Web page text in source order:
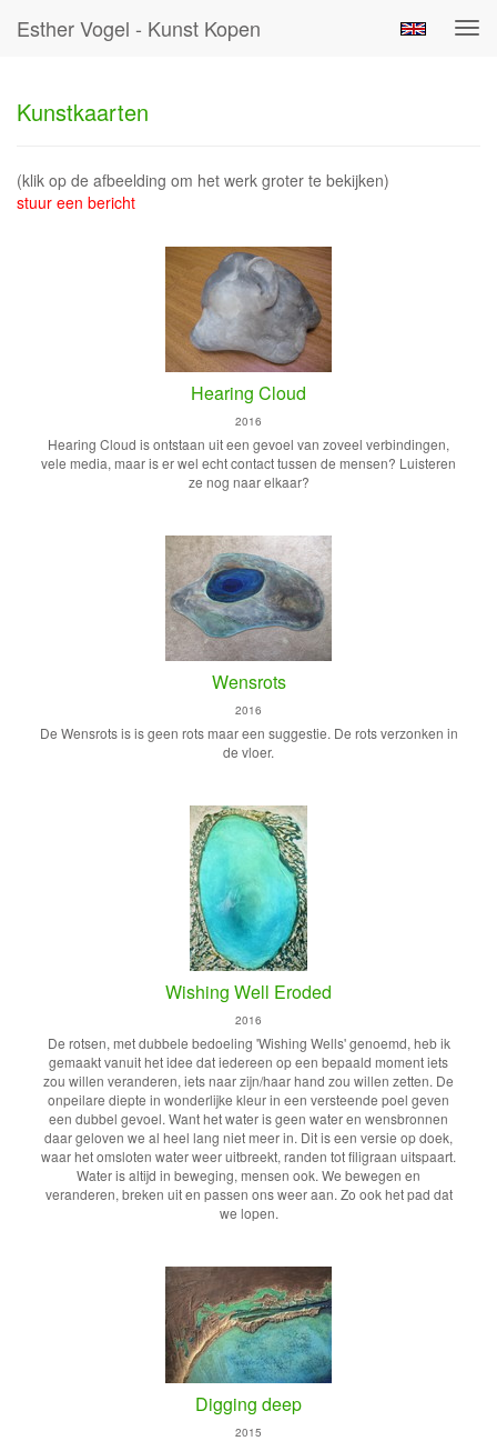
Esther Vogel - Kunst Kopen
Kunstkaarten
(klik op de afbeelding om het werk groter te bekijken)
stuur een bericht
Hearing Cloud
2016
Hearing Cloud is ontstaan uit een gevoel van zoveel verbindingen,
vele media, maar is er wel echt contact tussen de mensen? Luisteren
ze nog naar elkaar?
Wensrots
2016
De Wensrots is is geen rots maar een suggestie. De rots verzonken in
de vloer.
Wishing Well Eroded
2016
De rotsen, met dubbele bedoeling 'Wishing Wells' genoemd, heb ik
gemaakt vanuit het idee dat iedereen op een bepaald moment iets
zou willen veranderen, iets naar zijn/haar hand zou willen zetten. De
onpeilare diepte in wonderlijke kleur in een versteende poel geven
een dubbel gevoel. Want het water is geen water en wensbronnen
daar geloven we al heel lang niet meer in. Dit is een versie op doek,
waar het omsloten water weer uitbreekt, randen tot filigraan uitspaart.
Water is altijd in beweging, mensen ook. We bewegen en
veranderen, breken uit en passen ons weer aan. Zo ook het pad dat
we lopen.
Digging deep
2015